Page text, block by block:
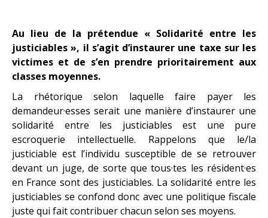
Au lieu de la prétendue « Solidarité entre les
justiciables », il s’agit d’instaurer une taxe sur les
victimes et de s’en prendre prioritairement aux
classes moyennes.
La rhétorique selon laquelle faire payer les
demandeur·esses serait une manière d’instaurer une
solidarité entre les justiciables est une pure
escroquerie intellectuelle. Rappelons que le/la
justiciable est l’individu susceptible de se retrouver
devant un juge, de sorte que tous·tes les résident·es
en France sont des justiciables. La solidarité entre les
justiciables se confond donc avec une politique fiscale
juste qui fait contribuer chacun selon ses moyens.